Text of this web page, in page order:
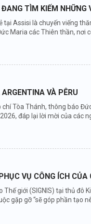
TÌM KIẾM NHỮNG
Assisi là chuyến viếng
Maria các Thiên thần, nơi
VÀ PÊRU
Tòa Thánh, thông báo
đáp lại lời mời của các
VỤ CÔNG ÍCH
giới (SIGNIS) tại thủ đô
gặp gỡ “sẽ góp phần tạo